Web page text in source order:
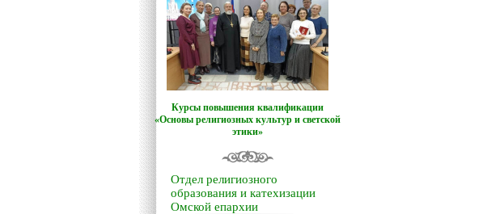
Курсы повышения квалификации
«Основы религиозных культур и светской
этики»
Отдел религиозного
образования и катехизации
Омской епархии